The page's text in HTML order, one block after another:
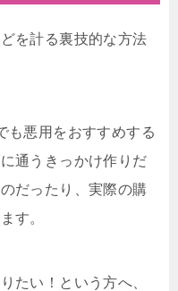
を計る裏技的な方法
も悪用をおすすめする
通うきっかけ作りだ
だったり、実際の購
す。
たい！という方へ、